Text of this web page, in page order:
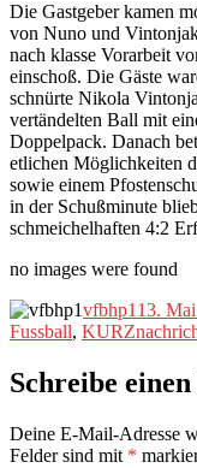
Die Gastgeber kamen
von Nuno und
nach klasse Vorarbeit
einschoß. Die Gäste
schnürte Nikola
vertändelten Ball mit
Doppelpack. Danach
etlichen Möglichkeiten
sowie einem
in der Schußminute
schmeichelhaften 4:2
no images were found
Autor
vfbhp1
am
13.
Fussball,
Schreibe
Deine E-Mail-Adresse
Felder sind mit *